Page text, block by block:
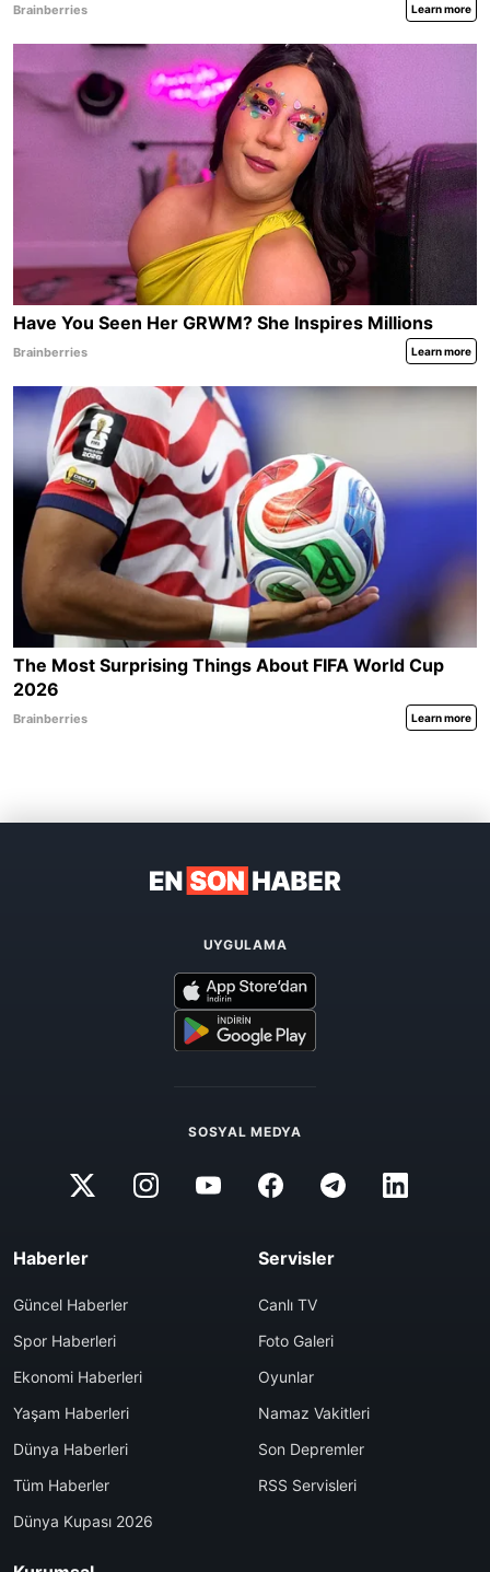
UYGULAMA
SOSYAL MEDYA
Haberler
Güncel Haberler
Spor Haberleri
Ekonomi Haberleri
Yaşam Haberleri
Dünya Haberleri
Tüm Haberler
Dünya Kupası 2026
Servisler
Canlı TV
Foto Galeri
Oyunlar
Namaz Vakitleri
Son Depremler
RSS Servisleri